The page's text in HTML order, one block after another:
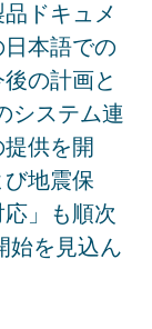
ドキュメ
本語での
の計画と
システム連
供を開
地震保
」も順次
始を見込ん